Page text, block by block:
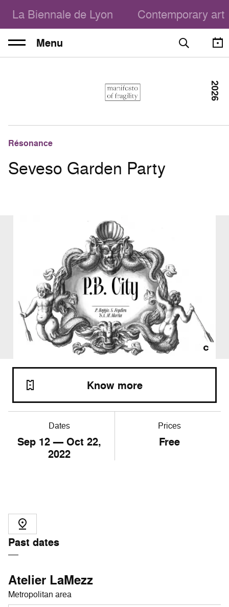
La Biennale de Lyon Contemporary art
Menu
Résonance
Seveso Garden Party
2026
Dates
Sep 12— Oct22,
2022
Prices
Free
Know more
Past dates
Atelier LaMezz
Metropolitan area